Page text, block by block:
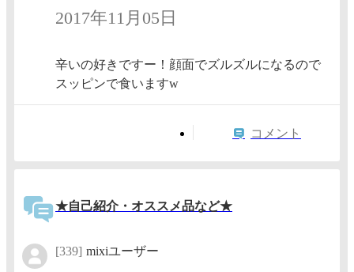
2017年11月05日
辛いの好きですー！顔面でズルズルになるので
スッピンで食いますw
コメント
★自己紹介・オススメ品など★
[339] mixiユーザー